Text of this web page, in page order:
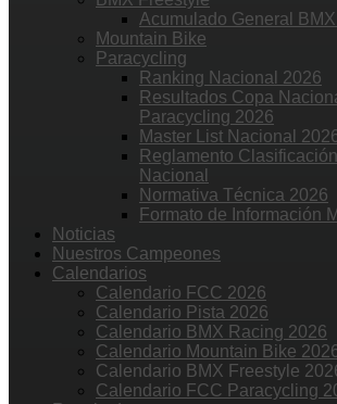
Acumulado General
Mountain Bike
Paracycling
Ranking Nacional 2026
Resultados Copa
Paracycling 2026
Master List Nacional
Reglamento
Nacional
Normativa Técnica 2026
Formato de Información
Noticias
Nuestros Campeones
Calendarios
Calendario FCC 2026
Calendario Pista 2026
Calendario BMX Racing 2026
Calendario Mountain Bike
Calendario BMX Freestyle
Calendario FCC Paracycling